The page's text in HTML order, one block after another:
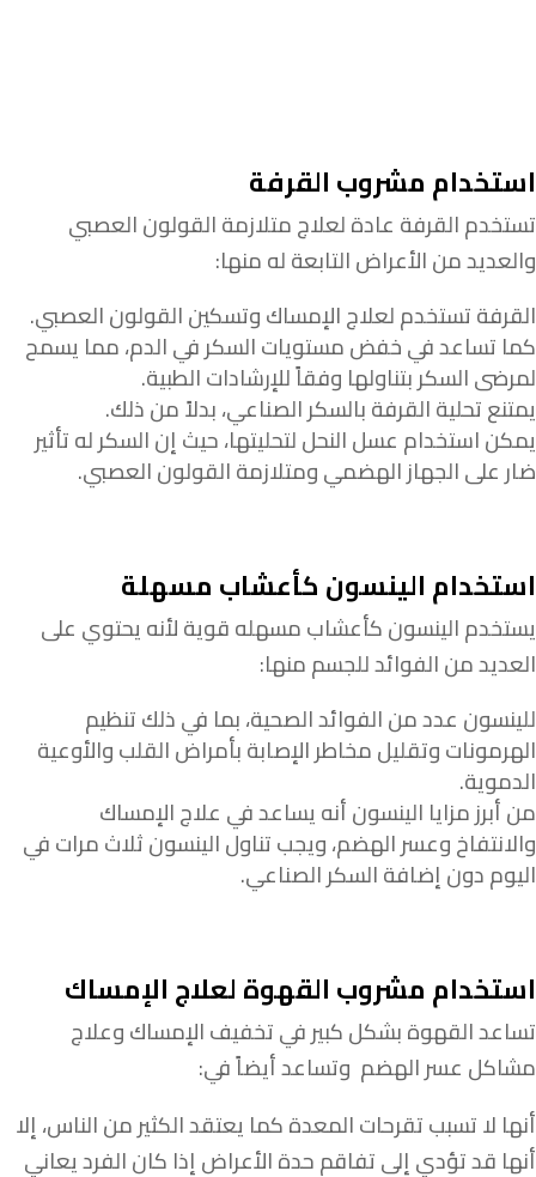
استخدام مشروب القرفة
تستخدم القرفة عادة لعلاج متلازمة القولون العصبي
والعديد من الأعراض التابعة له منها:
القرفة تستخدم لعلاج الإمساك وتسكين القولون العصبي.
كما تساعد في خفض مستويات السكر في الدم، مما يسمح
لمرضى السكر بتناولها وفقاً للإرشادات الطبية.
يمتنع تحلية القرفة بالسكر الصناعي، بدلاً من ذلك.
يمكن استخدام عسل النحل لتحليتها، حيث إن السكر له تأثير
ضار على الجهاز الهضمي ومتلازمة القولون العصبي.
استخدام الينسون كأعشاب مسهلة
يستخدم الينسون كأعشاب مسهله قوية لأنه يحتوي على
العديد من الفوائد للجسم منها:
للينسون عدد من الفوائد الصحية، بما في ذلك تنظيم
الهرمونات وتقليل مخاطر الإصابة بأمراض القلب والأوعية
الدموية.
من أبرز مزايا الينسون أنه يساعد في علاج الإمساك
والانتفاخ وعسر الهضم، ويجب تناول الينسون ثلاث مرات في
اليوم دون إضافة السكر الصناعي.
استخدام مشروب القهوة لعلاج الإمساك
تساعد القهوة بشكل كبير في تخفيف الإمساك وعلاج
مشاكل عسر الهضم وتساعد أيضاً في:
أنها لا تسبب تقرحات المعدة كما يعتقد الكثير من الناس، إلا
أنها قد تؤدي إلى تفاقم حدة الأعراض إذا كان الفرد يعاني